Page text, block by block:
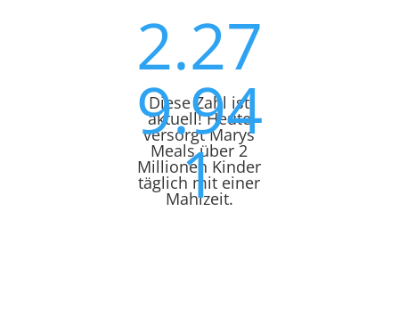
2.27
9.94
1
Diese Zahl ist
aktuell! Heute
versorgt Marys
Meals über 2
Millionen Kinder
täglich mit einer
Mahlzeit.